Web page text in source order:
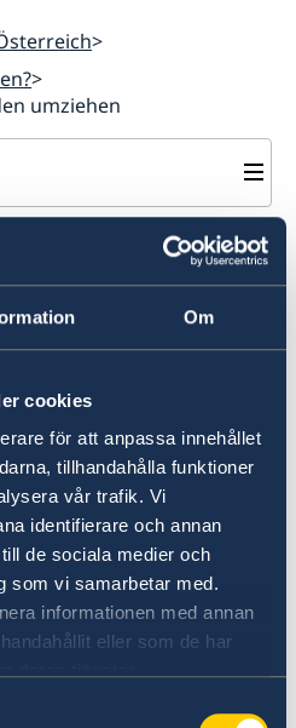
Om
cookies
för att anpassa innehållet
tillhandahålla funktioner
vår trafik. Vi
identifierare och annan
de sociala medier och
som vi samarbetar med.
informationen med annan
eller som de har
umziehen
umziehen
in Schweden
(Visa,
Asyl etc.).
wenden Sie sich
schwedischen
Athen, Berlin Madrid